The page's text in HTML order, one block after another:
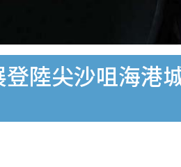
陸尖沙咀海港